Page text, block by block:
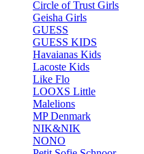
Circle of Trust Girls
Geisha Girls
GUESS
GUESS KIDS
Havaianas Kids
Lacoste Kids
Like Flo
LOOXS Little
Malelions
MP Denmark
NIK&NIK
NONO